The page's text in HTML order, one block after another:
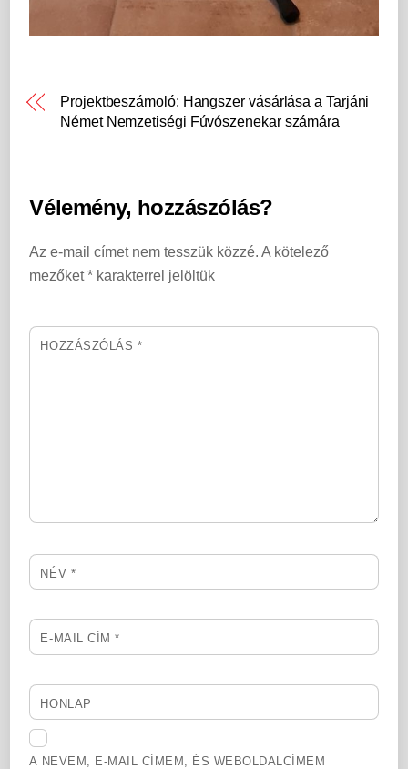
Projektbeszámoló: Hangszer vásárlása a Tarjáni
Német Nemzetiségi Fúvószenekar számára
Vélemény, hozzászólás?
Az e-mail címet nem tesszük közzé. A kötelező
mezőket* karakterrel jelöltük
HOZZÁSZÓLÁS *
NÉV *
E-MAIL CÍM*
HONLAP
A NEVEM, E-MAIL CÍMEM, ÉS WEBOLDALCÍMEM